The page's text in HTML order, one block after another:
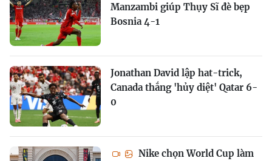
Manzambi giúp Thụy Sĩ đè bẹp
Bosnia 4-1
Jonathan David lập hat-trick,
Canada thắng 'hủy diệt' Qatar 6-
0
Nike chọn World Cup làm